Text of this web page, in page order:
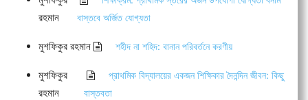
রহমান
বাস্তবে অর্জিত যোগ্যতা
মুশফিকুর রহমান শহীদ না শহিদ: বানান পরিবর্তনে করণীয়
মুশফিকুর
রহমান
প্রাথমিক বিদ্যালয়ের একজন শিক্ষিকার দৈনন্দিন জীবন: কিছু
বাস্তবতা